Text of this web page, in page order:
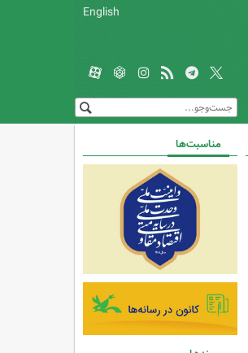
English
مناسبت‌ها